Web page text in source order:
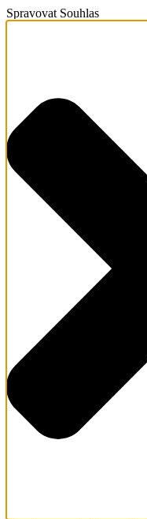
Spravovat Souhlas